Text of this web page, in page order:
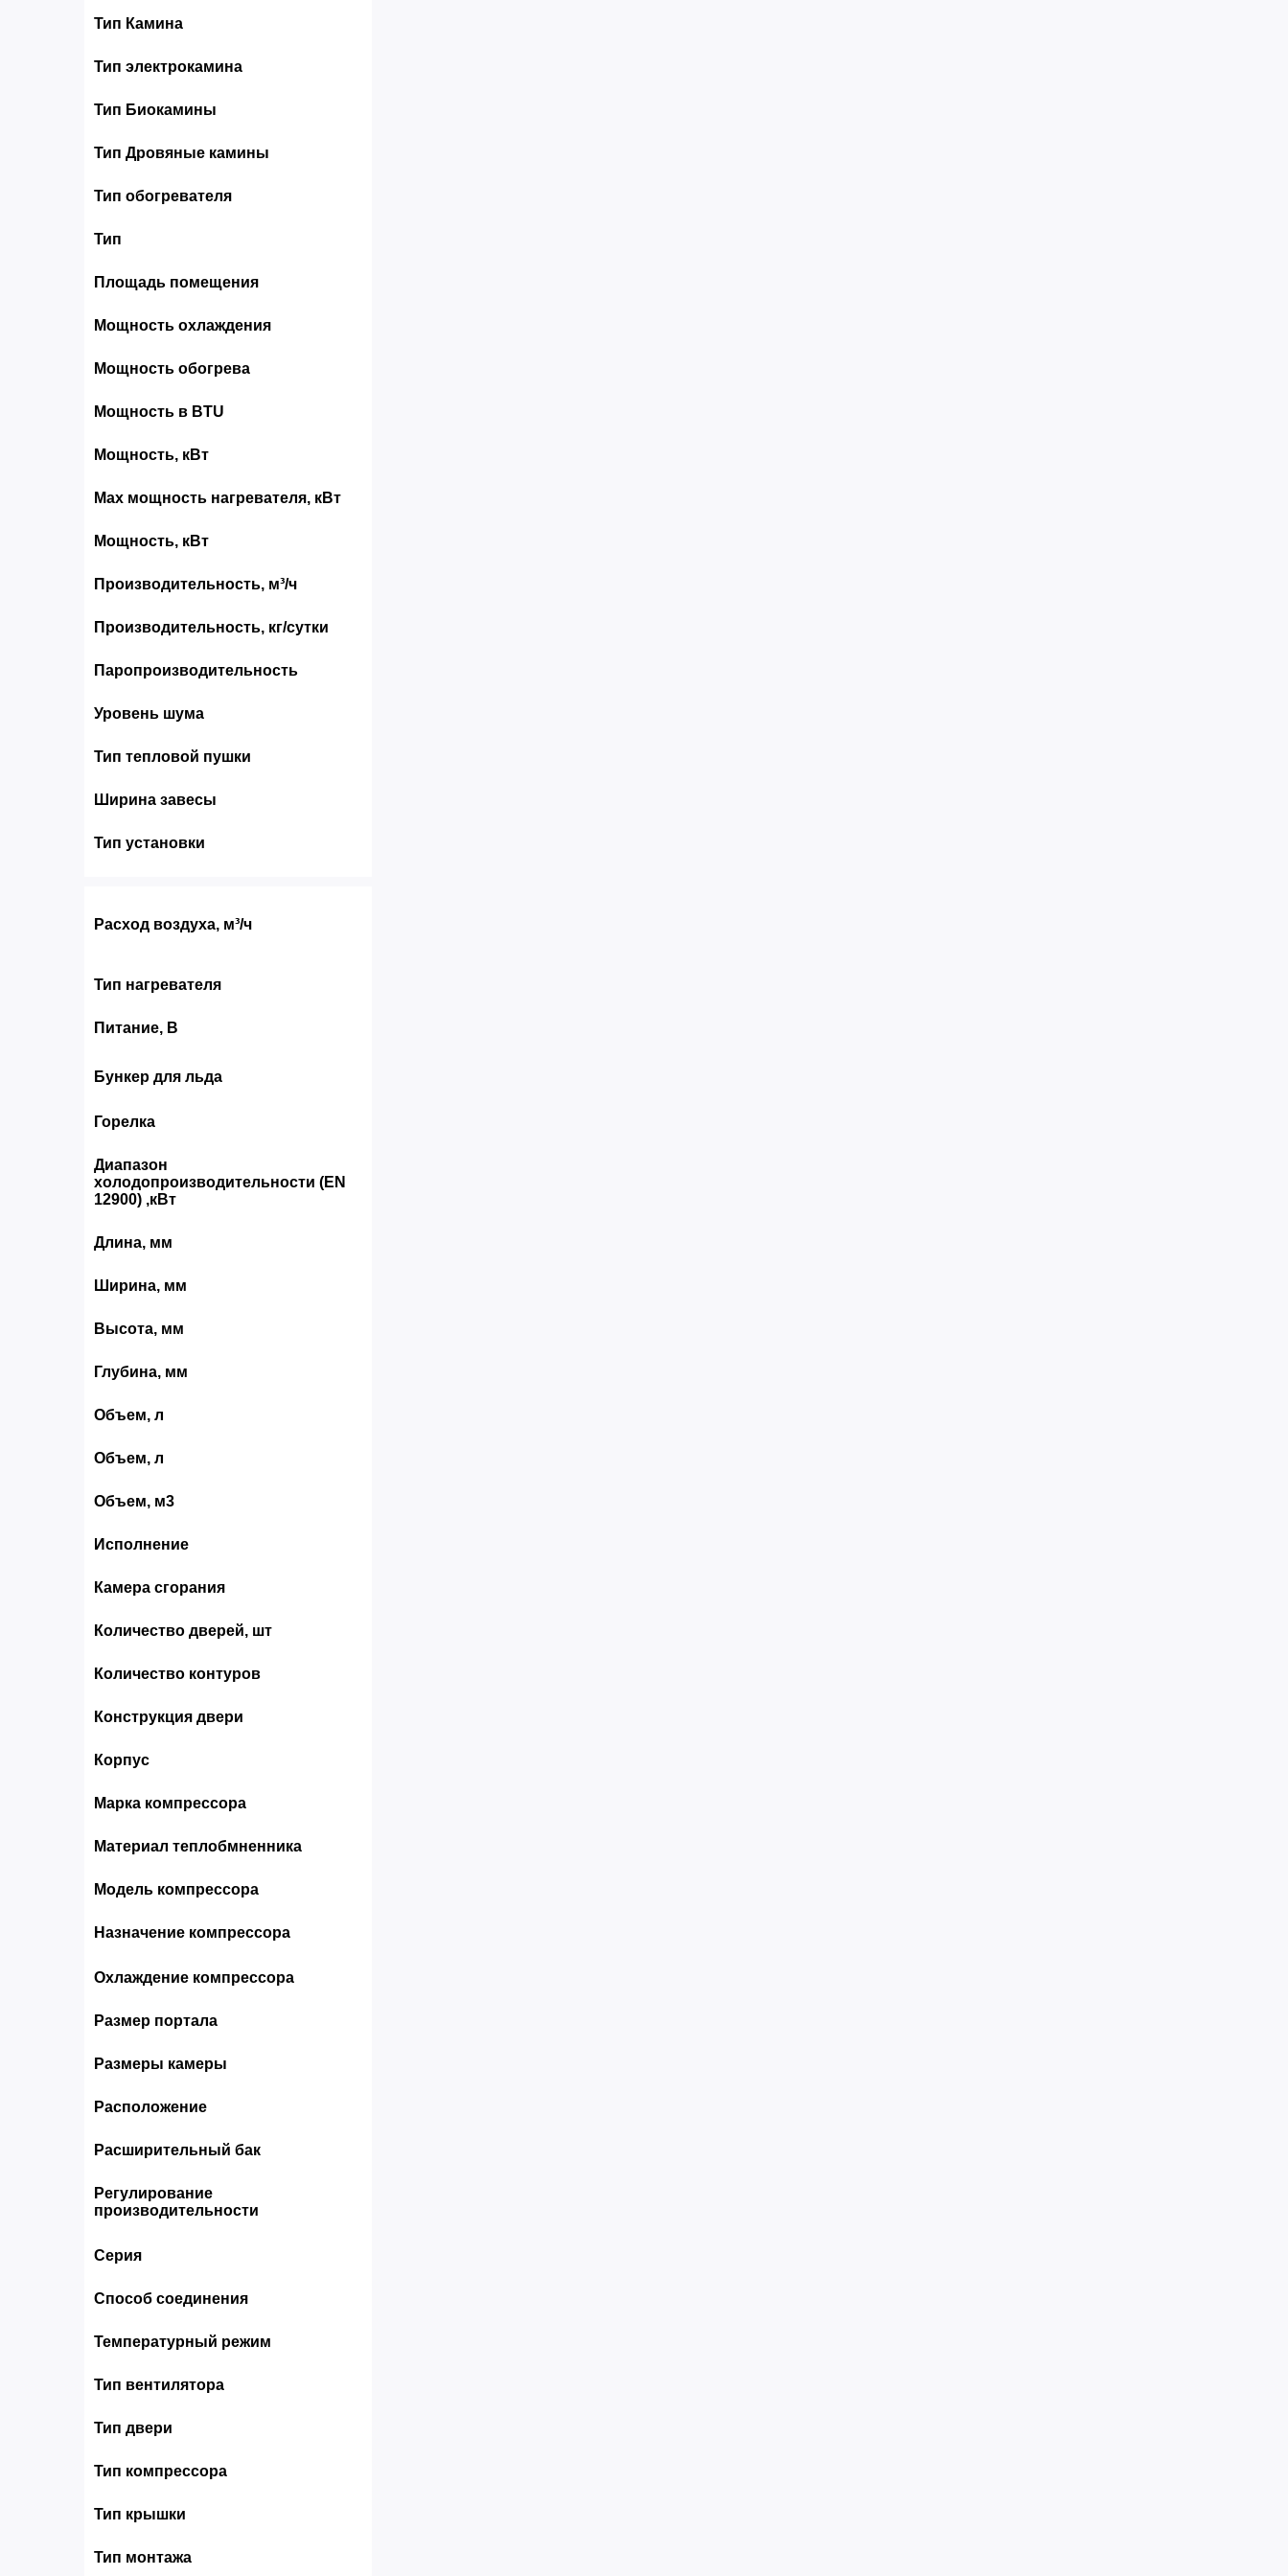
Тип Камина
Тип электрокамина
Тип Биокамины
Тип Дровяные камины
Тип обогревателя
Тип
Площадь помещения
Мощность охлаждения
Мощность обогрева
Мощность в BTU
Мощность, кВт
Max мощность нагревателя, кВт
Мощность, кВт
Производительность, м³/ч
Производительность, кг/сутки
Паропроизводительность
Уровень шума
Тип тепловой пушки
Ширина завесы
Тип установки
Расход воздуха, м³/ч
Тип нагревателя
Питание, В
Бункер для льда
Горелка
Диапазон
холодопроизводительности (EN
12900) ,кВт
Длина, мм
Ширина, мм
Высота, мм
Глубина, мм
Объем, л
Объем, л
Объем, м3
Исполнение
Камера сгорания
Количество дверей, шт
Количество контуров
Конструкция двери
Корпус
Марка компрессора
Материал теплобмненника
Модель компрессора
Назначение компрессора
Охлаждение компрессора
Размер портала
Размеры камеры
Расположение
Расширительный бак
Регулирование
производительности
Серия
Способ соединения
Температурный режим
Тип вентилятора
Тип двери
Тип компрессора
Тип крышки
Тип монтажа